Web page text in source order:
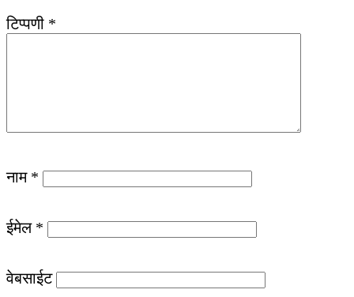
टिप्पणी *
नाम *
ईमेल *
वेबसाईट